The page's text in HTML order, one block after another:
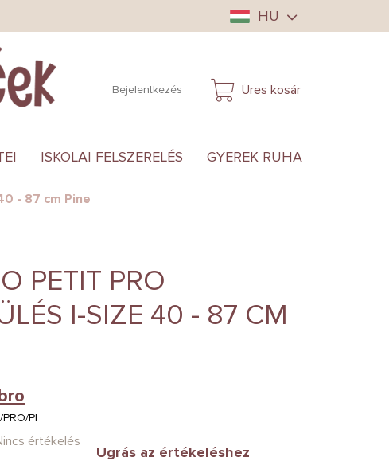
HU
Bejelentkezés
KOSÁR
Üres kosár
ISKOLAI FELSZERELÉS GYEREK RUHA
- 87 cm Pine
PETIT PRO
I-SIZE 40 - 87 CM
értékelés
Ugrás az értékeléshez
PI